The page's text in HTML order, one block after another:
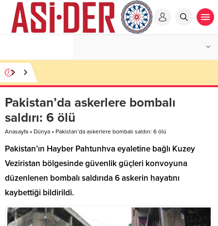
Pakistan’da askerlere bombalı
saldırı: 6 ölü
Anasayfa » Dünya » Pakistan’da askerlere bombalı saldırı: 6 ölü
Pakistan’ın Hayber Pahtunhva eyaletine bağlı Kuzey
Veziristan bölgesinde güvenlik güçleri konvoyuna
düzenlenen bombalı saldırıda 6 askerin hayatını
kaybettiği bildirildi.